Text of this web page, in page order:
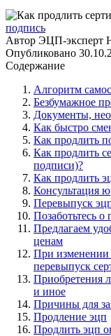
подпись
Автор ЭЦП-эксперт
Опубликовано
Содержание
Алгоритм
Безбумажное
Документы,
Как быстро
Как продлить
Как продлить
подписи)?
Как продлить
Консультация
Перевыпуск
Позаботьтесь о
Предлагаем
ценам
При изменении
перевыпуск
Приобретения
и иное
Причины для
Продление эцп
Продлить эцп